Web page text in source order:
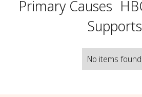
Primary Causes
Supports
No items found.